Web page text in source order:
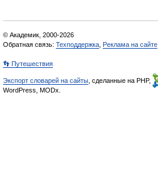
© Академик, 2000-2026
Обратная связь: Техподдержка Реклама на сайте
👣 Путешествия
Экспорт словарей на сайты , сделанные на PHP,
WordPress, MODx.